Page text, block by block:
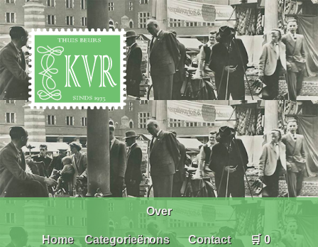
Home Categorieën
Over
ons Contact 🛒 0